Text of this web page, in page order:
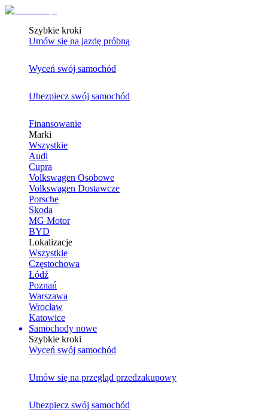
Szybkie kroki
Umów się na jazdę próbną
Wyceń swój samochód
Ubezpiecz swój samochód
Finansowanie
Marki
Wszystkie
Audi
Cupra
Volkswagen Osobowe
Volkswagen Dostawcze
Porsche
Skoda
MG Motor
BYD
Lokalizacje
Wszystkie
Częstochowa
Łódź
Poznań
Warszawa
Wrocław
Katowice
Samochody nowe
Szybkie kroki
Wyceń swój samochód
Umów się na przegląd przedzakupowy
Ubezpiecz swój samochód